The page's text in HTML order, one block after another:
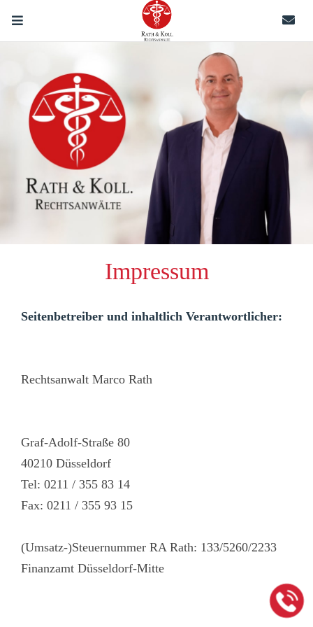
Impressum
Seitenbetreiber und inhaltlich Verantwortlicher:
Rechtsanwalt Marco Rath
Graf-Adolf-Straße 80
40210 Düsseldorf
Tel: 0211 / 355 83 14
Fax: 0211 / 355 93 15
(Umsatz-)Steuernummer RA Rath: 133/5260/2233
Finanzamt Düsseldorf-Mitte